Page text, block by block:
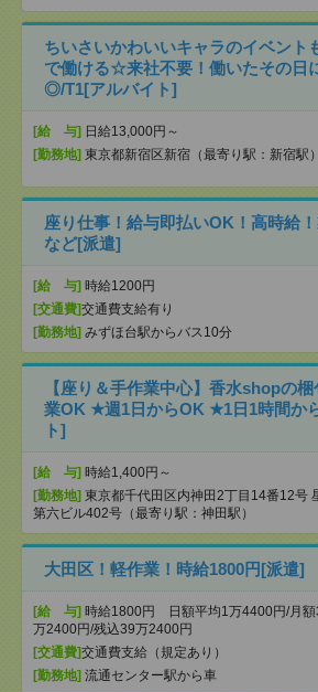
ちいさいかわいいキャラのイベント
で働ける☆来社不要！働いたその日
◎/T1[アルバイト]
[給 与] 日給13,000円～
[勤務地] 東京都新宿区新宿（最寄り駅：新宿駅）
座り仕事！給与即払いOK！高時給
など[派遣]
[給 与] 時給1200円
[交通費]交通費支給有り
[勤務地] みずほ台駅からバス10分
【座り＆手作業中心】香水shopの
業OK ★週1日からOK ★1日1時間か
ト]
[給 与] 時給1,400円～
[勤務地] 東京都千代田区内神田2丁目14番12号
第六ビル402号（最寄り駅：神田駅）
大田区！軽作業！時給1800円[派遣]
[給 与] 時給1800円 日額平均1万4400円/月
万2400円/残込39万2400円
[交通費]交通費支給（規定あり）
[勤務地] 流通センター駅から車